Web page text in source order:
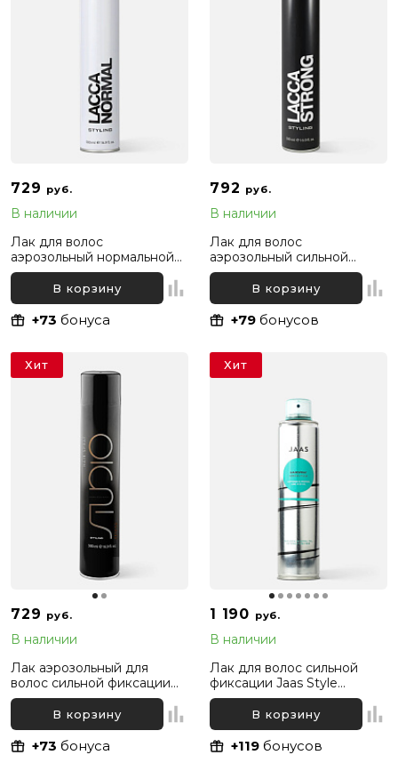
729 руб.
В наличии
Лак для волос
аэрозольный нормальной
фиксации Kapous
Professional, 500 мл
В корзину
+73 бонуса
792 руб.
В наличии
Лак для волос
аэрозольный сильной
фиксации Kapous
Professional, 500 мл
В корзину
+79 бонусов
729 руб.
В наличии
Лак аэрозольный для
волос сильной фиксации
Kapous Professional, 500 мл
В корзину
+73 бонуса
Хит
1 190 руб.
В наличии
Лак для волос сильной
фиксации Jaas Style
Hairspray Strong Hold, 300
В корзину
+119 бонусов
Хит